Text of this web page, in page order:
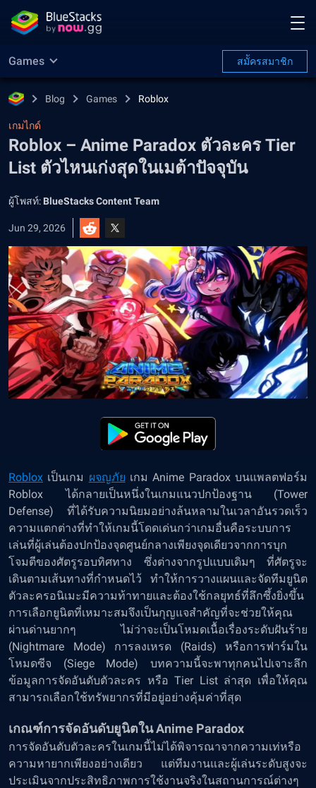
Games สมััครสมาชิก
Blog Games Roblox
เกมไกด์
Roblox – Anime Paradox ตัวละคร Tier
List ตัวไหนเก่งสุดในเมต้าปัจจุบัน
ผู้โพสท์: BlueStacks Content Team
Jun 29, 2026
Roblox เป็นเกม ผจญภัย เกม Anime Paradox บนแพลตฟอร์ม
Roblox ได้กลายเป็นหนึ่งในเกมแนวปกป้องฐาน (Tower
Defense) ที่ได้รับความนิยมอย่างล้นหลามในเวลาอันรวดเร็ว
ความแตกต่างที่ทำให้เกมนี้โดดเด่นกว่าเกมอื่นคือระบบการ
เล่นที่ผู้เล่นต้องปกป้องจุดศูนย์กลางเพียงจุดเดียวจากการบุก
โจมตีของศัตรูรอบทิศทาง ซึ่งต่างจากรูปแบบเดิมๆ ที่ศัตรูจะ
เดินตามเส้นทางที่กำหนดไว้ ทำให้การวางแผนและจัดทีมยูนิต
ตัวละครอนิเมะมีความท้าทายและต้องใช้กลยุทธ์ที่ลึกซึ้งยิ่งขึ้น
การเลือกยูนิตที่เหมาะสมจึงเป็นกุญแจสำคัญที่จะช่วยให้คุณ
ผ่านด่านยากๆ ไม่ว่าจะเป็นโหมดเนื้อเรื่องระดับฝันร้าย
(Nightmare Mode) การลงเหรด (Raids) หรือการฟาร์มใน
โหมดซีจ (Siege Mode) บทความนี้จะพาทุกคนไปเจาะลึก
ข้อมูลการจัดอันดับตัวละคร หรือ Tier List ล่าสุด เพื่อให้คุณ
สามารถเลือกใช้ทรัพยากรที่มีอยู่อย่างคุ้มค่าที่สุด
เกณฑ์การจัดอันดับยูนิตใน Anime Paradox
การจัดอันดับตัวละครในเกมนี้ไม่ได้พิจารณาจากความเท่หรือ
ความหายากเพียงอย่างเดียว แต่ทีมงานและผู้เล่นระดับสูงจะ
ประเมินจากประสิทธิภาพการใช้งานจริงในสถานการณ์ต่างๆ